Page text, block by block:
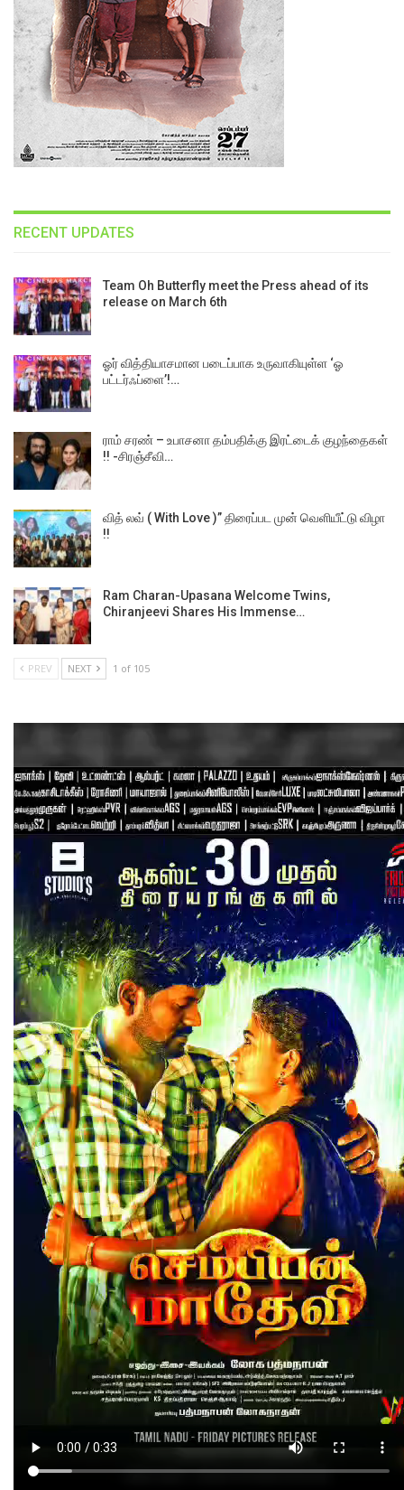
RECENT UPDATES
Team Oh Butterfly meet the Press ahead of its
release on March 6th
ஓர் வித்தியாசமான படைப்பாக உருவாகியுள்ள ‘ஓ
பட்டர்ஃப்ளை’!…
ராம் சரண் – உபாசனா தம்பதிக்கு இரட்டைக் குழந்தைகள்
!! -சிரஞ்சீவி…
வித் லவ் ( With Love )” திரைப்பட முன் வெளியீட்டு விழா
!!
Ram Charan-Upasana Welcome Twins,
Chiranjeevi Shares His Immense…
PREV NEXT 1 of 105